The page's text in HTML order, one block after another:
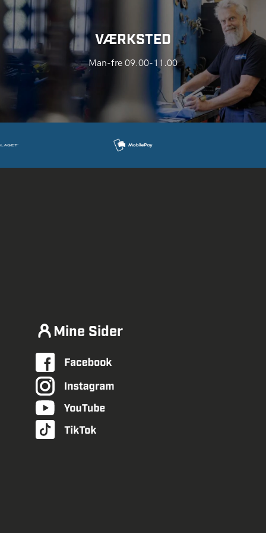
VÆRKSTED
Man-fre 09.00-11.00
Mine Sider